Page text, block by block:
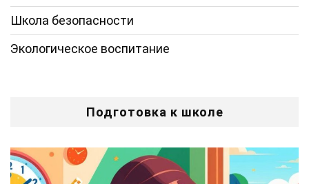
Школа безопасности
Экологическое воспитание
Подготовка к школе